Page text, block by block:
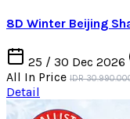
8D Winter Beijing
25 / 30 Dec 2026
All In Price IDR
Detail